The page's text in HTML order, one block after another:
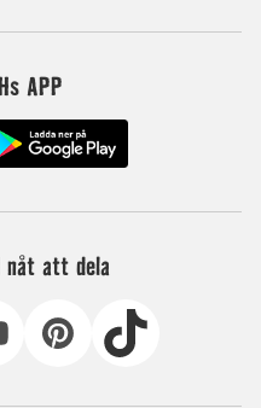
APP
att dela